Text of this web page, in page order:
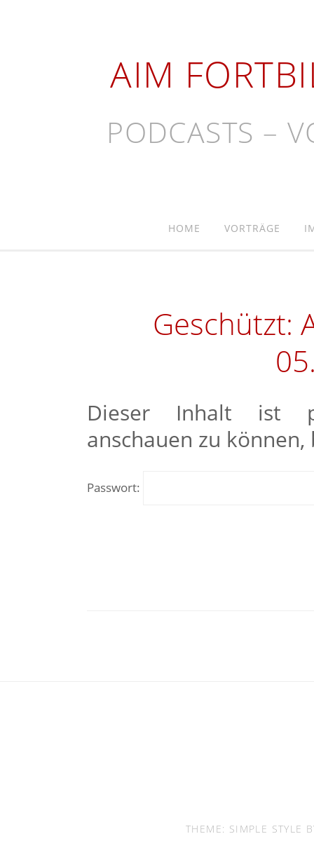
AIM
PODCASTS –
HOME VORTRÄGE
Geschützt:
Dieser Inhalt ist
anschauen zu
Passwort:
THEME: SIMPLE STYLE